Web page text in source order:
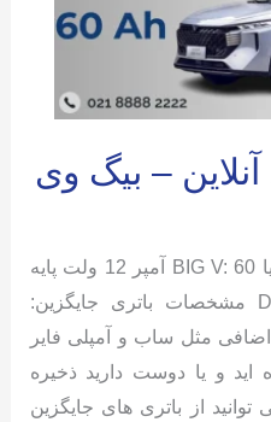
– بیگ وی
مشخصات باتری فابریک ونوسیا BIG V: 60 آمپر 12 ولت پایه
بلند قطب چپ – قالب D23 مشخصات باتری جایگزین:
مثل ساب و آمپلی فایر
و یا دوست دارید ذخیره
از باتری های جایگزین